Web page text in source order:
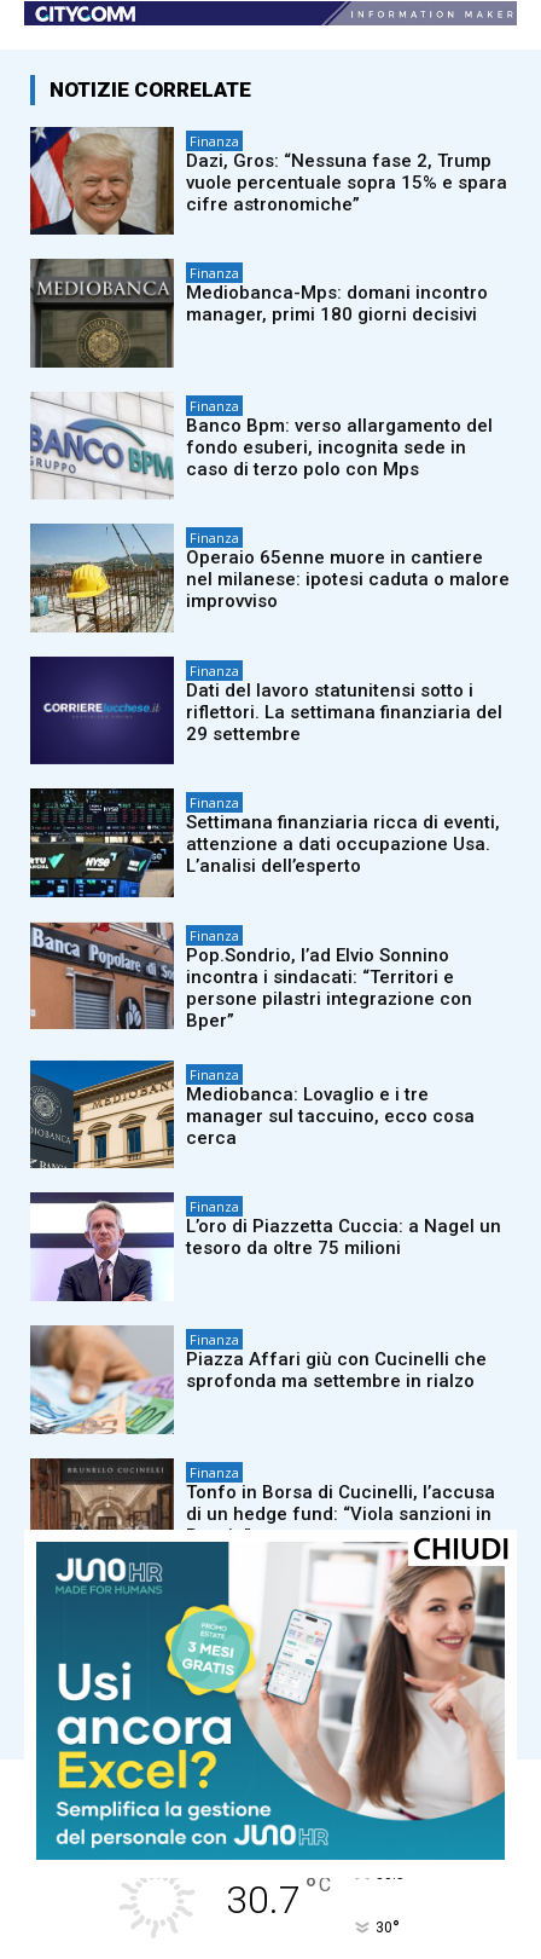
NOTIZIE CORRELATE
Finanza
Dazi, Gros: “Nessuna fase 2, Trump
vuole percentuale sopra 15% e spara
cifre astronomiche”
Finanza
Mediobanca-Mps: domani incontro
manager, primi 180 giorni decisivi
Finanza
Banco Bpm: verso allargamento del
fondo esuberi, incognita sede in
caso di terzo polo con Mps
Finanza
Operaio 65enne muore in cantiere
nel milanese: ipotesi caduta o malore
improvviso
Finanza
Dati del lavoro statunitensi sotto i
riflettori. La settimana finanziaria del
29 settembre
Finanza
Settimana finanziaria ricca di eventi,
attenzione a dati occupazione Usa.
L’analisi dell’esperto
Finanza
Pop.Sondrio, l’ad Elvio Sonnino
incontra i sindacati: “Territori e
persone pilastri integrazione con
Bper”
Finanza
Mediobanca: Lovaglio e i tre
manager sul taccuino, ecco cosa
cerca
Finanza
L’oro di Piazzetta Cuccia: a Nagel un
tesoro da oltre 75 milioni
Finanza
Piazza Affari giù con Cucinelli che
sprofonda ma settembre in rialzo
Finanza
Tonfo in Borsa di Cucinelli, l’accusa
di un hedge fund: “Viola sanzioni in
Russia”
Finanza
Sapio, finalizza closing per
acquisizione Baywater Healthcare
Carica altri
LUCCA
Cielo Sereno
30.7 °C
30°